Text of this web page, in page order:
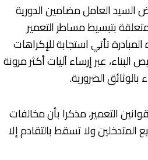
السيد العامل مضامين الدورية
بتبسيط مساطر التعمير
تأتي استجابة للإكراهات
عبر إرساء آليات أكثر مرونة
الضرورية.
التعمير، مذكرا بأن مخالفات
المتدخلين ولا تسقط بالتقادم إلا